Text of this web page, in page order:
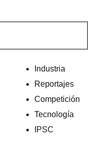
Industria
Reportajes
Competición
Tecnología
IPSC